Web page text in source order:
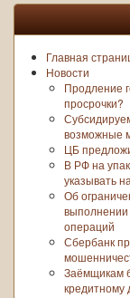
Главная
Новости
Продление
просрочки?
возможные
ЦБ
В РФ на
указывать
Об
выполнении
операций
Сбербанк
Заёмщикам
кредитному